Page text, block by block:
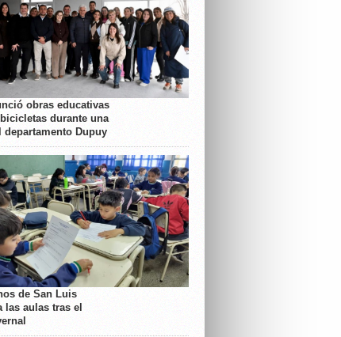
obras educativas
durante una
departamento Dupuy
de San Luis
las aulas tras el